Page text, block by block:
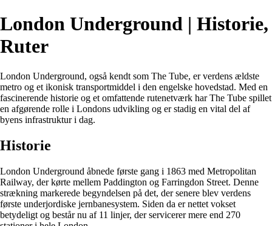
London Underground | Historie,
Ruter
London Underground, også kendt som The Tube, er verdens ældste
metro og et ikonisk transportmiddel i den engelske hovedstad. Med en
fascinerende historie og et omfattende rutenetværk har The Tube spillet
en afgørende rolle i Londons udvikling og er stadig en vital del af
byens infrastruktur i dag.
Historie
London Underground åbnede første gang i 1863 med Metropolitan
Railway, der kørte mellem Paddington og Farringdon Street. Denne
strækning markerede begyndelsen på det, der senere blev verdens
første underjordiske jernbanesystem. Siden da er nettet vokset
betydeligt og består nu af 11 linjer, der servicerer mere end 270